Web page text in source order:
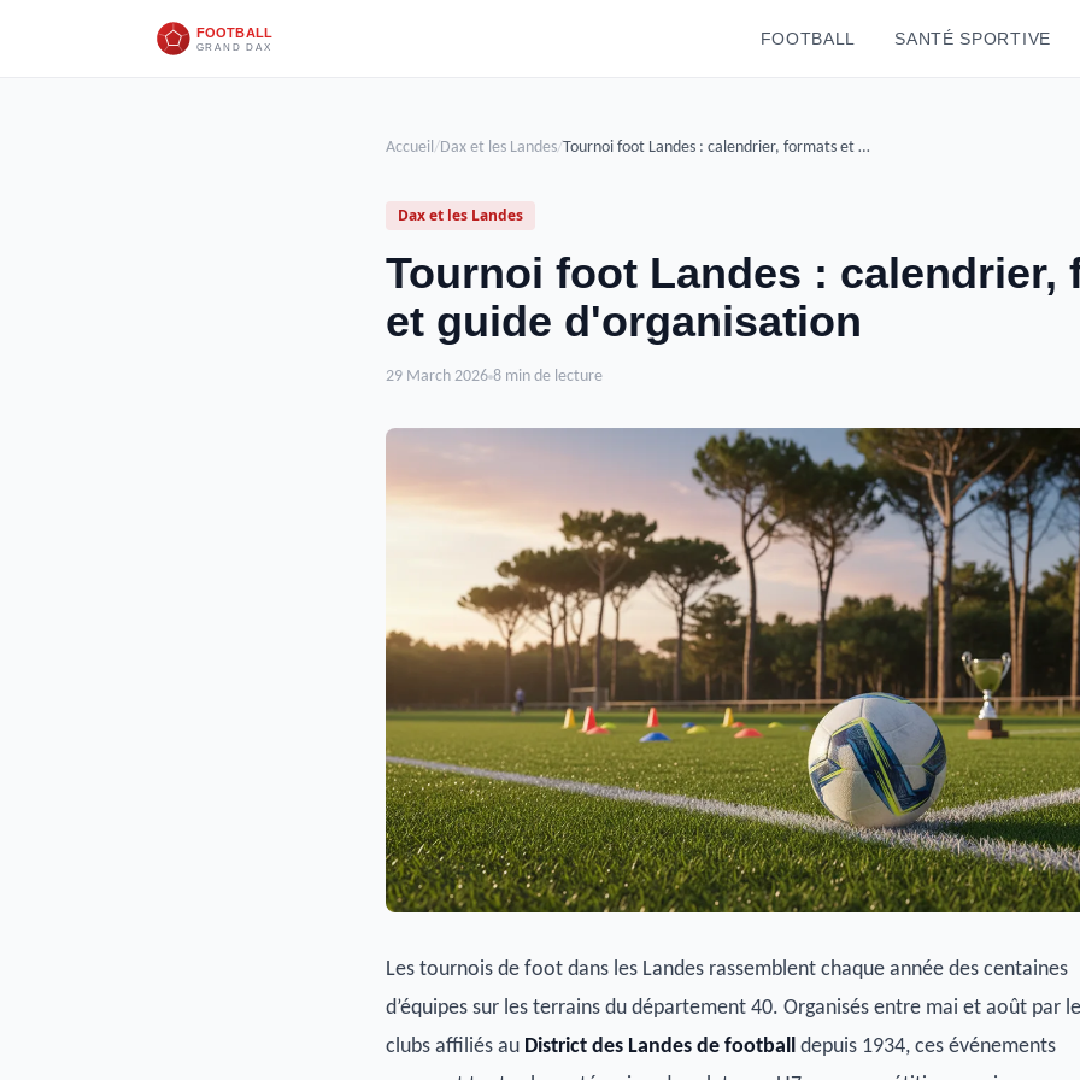
FOOTBALL SANTÉ SPORTIVE
Accueil/Dax et les Landes/ Tournoi foot Landes : calendrier, formats et guide d'organisation
Dax et les Landes
Tournoi foot Landes : calendrier,
et guide d'organisation
29 March 2026 8 min de lecture
Les tournois de foot dans les Landes rassemblent chaque année des centaines
d’équipes sur les terrains du département 40. Organisés entre mai et août par
clubs affiliés au District des Landes de football depuis 1934, ces événements